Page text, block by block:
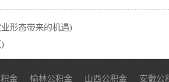
形态带来的机遇)
金 榆林公积金 山西公积金 安徽公